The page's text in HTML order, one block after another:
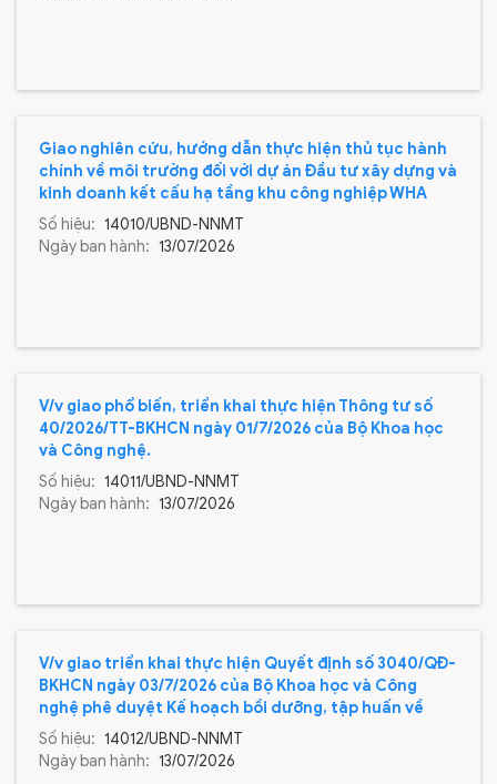
Giao nghiên cứu, hướng dẫn thực hiện thủ tục hành
chính về môi trường đối với dự án Đầu tư xây dựng và
kinh doanh kết cấu hạ tầng khu công nghiệp WHA
Smart Technology 2 - Thanh Hoá
Số hiệu: 14010/UBND-NNMT
Ngày ban hành: 13/07/2026
V/v giao phổ biến, triển khai thực hiện Thông tư số
40/2026/TT-BKHCN ngày 01/7/2026 của Bộ Khoa học
và Công nghệ.
Số hiệu: 14011/UBND-NNMT
Ngày ban hành: 13/07/2026
V/v giao triển khai thực hiện Quyết định số 3040/QĐ-
BKHCN ngày 03/7/2026 của Bộ Khoa học và Công
nghệ phê duyệt Kế hoạch bồi dưỡng, tập huấn về
chuyển đổi số năm 2026.
Số hiệu: 14012/UBND-NNMT
Ngày ban hành: 13/07/2026